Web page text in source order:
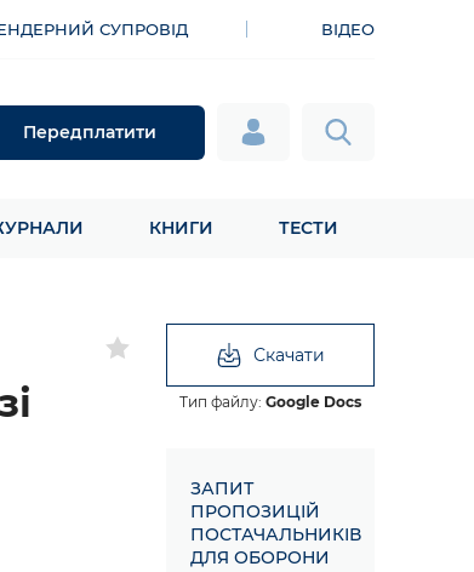
СУПРОВІД ВІДЕО
Передплатити
КНИГИ ТЕСТИ
Скачати
Тип файлу:Google Docs
ЗАПИТ
ПРОПОЗИЦІЙ
ПОСТАЧАЛЬНИКІВ
ДЛЯ ОБОРОНИ